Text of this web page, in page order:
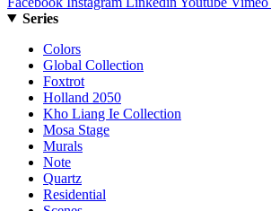
Series
Colors
Global Collection
Foxtrot
Holland 2050
Kho Liang Ie Collection
Mosa Stage
Murals
Note
Quartz
Residential